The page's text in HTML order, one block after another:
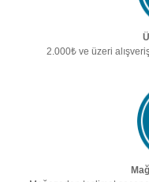
2.000₺ ve üzeri